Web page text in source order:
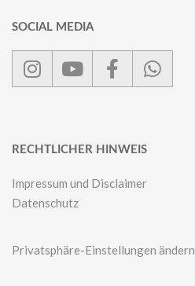
SOCIAL MEDIA
RECHTLICHER HINWEIS
Impressum und Disclaimer
Datenschutz
Privatsphäre-Einstellungen ändern